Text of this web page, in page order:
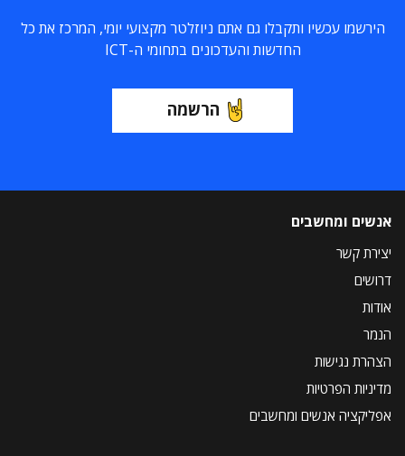
הירשמו עכשיו ותקבלו גם אתם ניוזלטר מקצועי יומי, המרכז את כל
החדשות והעדכונים בתחומי ה-ICT
הרשמה
אנשים ומחשבים
יצירת קשר
דרושים
אודות
הנמר
הצהרת נגישות
מדיניות הפרטיות
אפליקציה אנשים ומחשבים